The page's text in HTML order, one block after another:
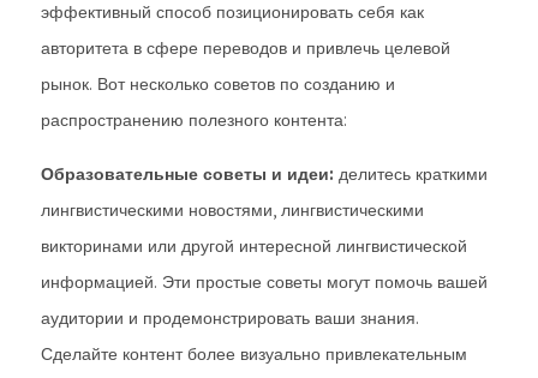
эффективный способ позиционировать себя как
авторитета в сфере переводов и привлечь целевой
рынок. Вот несколько советов по созданию и
распространению полезного контента:
Образовательные советы и идеи: делитесь краткими
лингвистическими новостями, лингвистическими
викторинами или другой интересной лингвистической
информацией. Эти простые советы могут помочь вашей
аудитории и продемонстрировать ваши знания.
Сделайте контент более визуально привлекательным